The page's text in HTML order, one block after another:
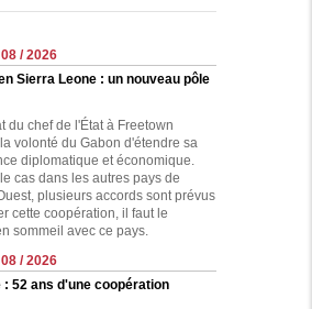
/ 2026
Sierra Leone : un nouveau pôle
du chef de l'État à Freetown
volonté du Gabon d'étendre sa
diplomatique et économique.
cas dans les autres pays de
plusieurs accords sont prévus
cette coopération, il faut le
sommeil avec ce pays.
/ 2026
: 52 ans d'une coopération